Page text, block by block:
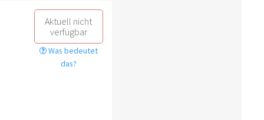
Aktuell nicht
verfügbar
Was bedeutet
das?